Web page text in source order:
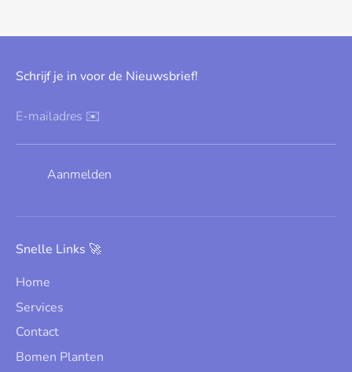
Schrijf je in voor de Nieuwsbrief!
E-mailadres ✉️
Aanmelden
Snelle Links 🚀
Home
Services
Contact
Bomen Planten